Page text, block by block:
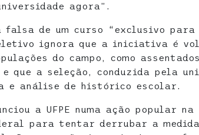
agora”.
de um curso “exclusivo para
ignora que a iniciativa é
do campo, como
e que a seleção, conduzida pela
e análise de histórico escolar.
a UFPE numa ação popular na
para tentar derrubar a